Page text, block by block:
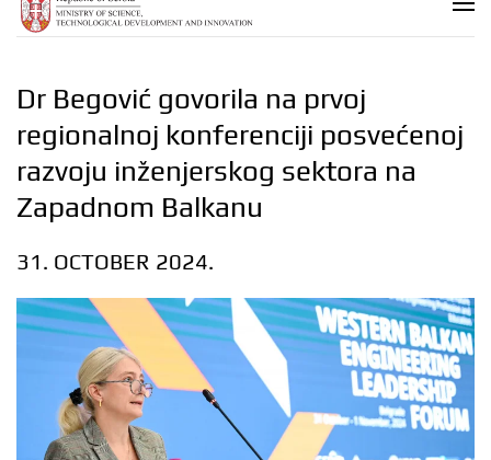
Dr Begović govorila na prvoj
regionalnoj konferenciji posvećenoj
razvoju inženjerskog sektora na
Zapadnom Balkanu
31. OCTOBER 2024.